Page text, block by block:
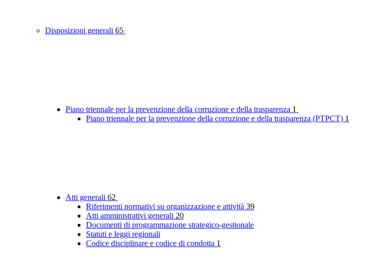
Disposizioni generali 65
Piano triennale per la prevenzione della corruzione e della trasparenza 1
Piano triennale per la prevenzione della corruzione e della trasparenza (PTPCT) 1
Atti generali 62
Riferimenti normativi su organizzazione e attività 39
Atti amministrativi generali 20
Documenti di programmazione strategico-gestionale
Statuti e leggi regionali
Codice disciplinare e codice di condotta 1